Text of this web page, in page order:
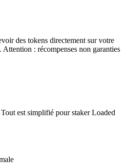
des tokens directement sur votre
: récompenses non garanties
est simplifié pour staker Loaded